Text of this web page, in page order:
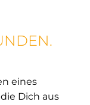
eines
Dich aus